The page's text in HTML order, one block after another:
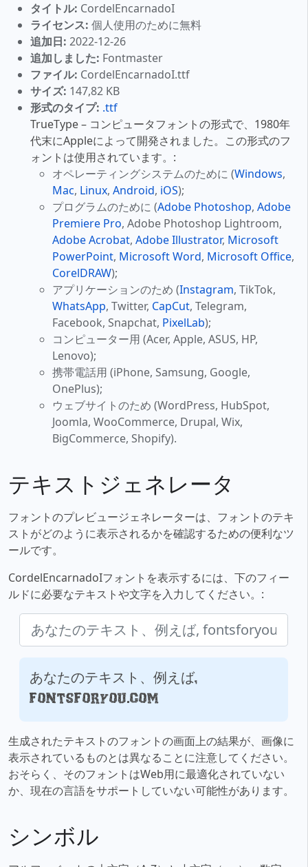
タイトル: CordelEncarnadoI
ライセンス: 個人使用のために無料
追加日: 2022-12-26
追加しました: Fontmaster
ファイル: CordelEncarnadoI.ttf
サイズ: 147,82 KB
形式のタイプ: .ttf
TrueType – コンピュータフォントの形式で、1980年
代末にAppleによって開発されました。この形式のフ
ォントは使用されています。:
オペレーティングシステムのために (Windows,
Mac, Linux, Android, iOS);
プログラムのために (Adobe Photoshop, Adobe
Premiere Pro, Adobe Photoshop Lightroom,
Adobe Acrobat, Adobe Illustrator, Microsoft
PowerPoint, Microsoft Word, Microsoft Office,
CorelDRAW);
アプリケーションのため (Instagram, TikTok,
WhatsApp, Twitter, CapCut, Telegram,
Facebook, Snapchat, PixelLab);
コンピューター用 (Acer, Apple, ASUS, HP,
Lenovo);
携帯電話用 (iPhone, Samsung, Google,
OnePlus);
ウェブサイトのため (WordPress, HubSpot,
Joomla, WooCommerce, Drupal, Wix,
BigCommerce, Shopify).
テキストジェネレータ
フォントのプレビュージェネレーターは、フォントのテキ
ストがどのように表示されるかを確認するための便利なツ
ールです。
CordelEncarnadoIフォントを表示するには、下のフィー
ルドに必要なテキストや文字を入力してください。:
あなたのテキスト、例えば,
fontsforyou.com
生成されたテキストのフォントの画面上の結果が、画像に
表示されているものとは異なることに注意してください。
おそらく、そのフォントはWeb用に最適化されていない
か、現在の言語をサポートしていない可能性があります。
シンボル